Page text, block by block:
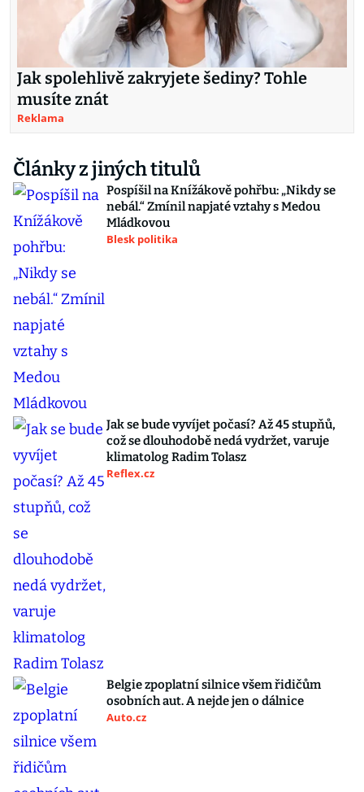
Jak spolehlivě zakryjete šediny? Tohle
musíte znát
Reklama
Články z jiných titulů
Pospíšil na Knížákově pohřbu: „Nikdy se
nebál.“ Zmínil napjaté vztahy s Medou
Mládkovou
Blesk politika
Jak se bude vyvíjet počasí? Až 45 stupňů,
což se dlouhodobě nedá vydržet, varuje
klimatolog Radim Tolasz
Reflex.cz
Belgie zpoplatní silnice všem řidičům
osobních aut. A nejde jen o dálnice
Auto.cz